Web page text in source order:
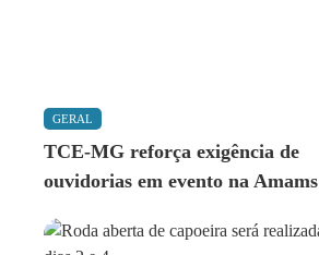
GERAL
TCE-MG reforça exigência de
ouvidorias em evento na Amams